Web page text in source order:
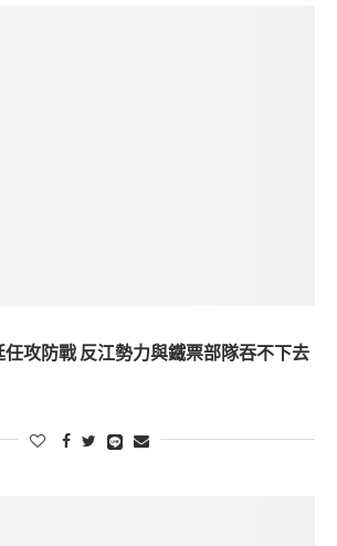
攻防戰 反江勢力與鐵票部隊吞不下去